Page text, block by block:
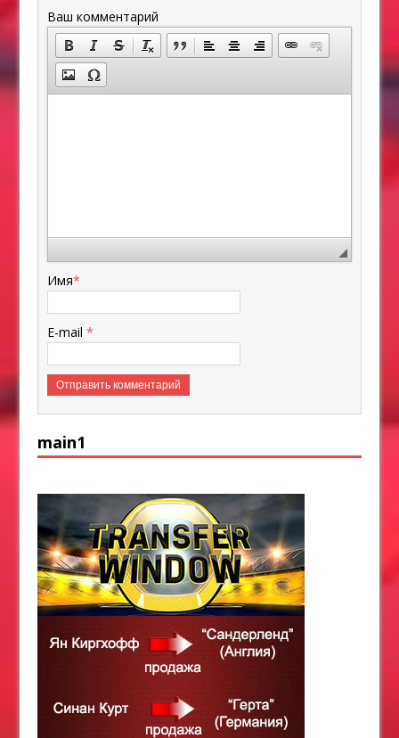
Ваш комментарий
Имя*
E-mail*
main1